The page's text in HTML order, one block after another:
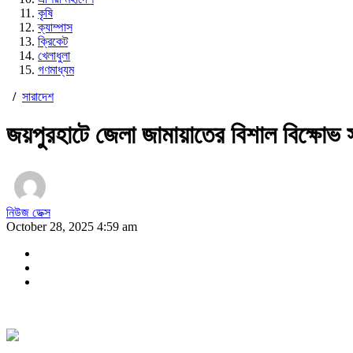
কৃষি
ক্যাম্পাস
ক্রিকেট
খেলাধুলা
গণমাধ্যম
/ সারাদেশ
জয়পুরহাটে জেলা জামায়াতের বিশাল বিক্ষোভ
নিউজ ডেক্স
October 28, 2025 4:59 am